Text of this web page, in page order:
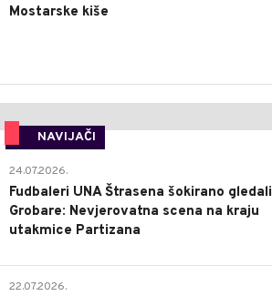
Mostarske kiše
NAVIJAČI
24.07.2026.
Fudbaleri UNA Štrasena šokirano gledali
Grobare: Nevjerovatna scena na kraju
utakmice Partizana
22.07.2026.